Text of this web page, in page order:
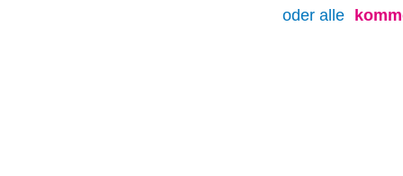
oder alle